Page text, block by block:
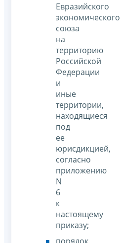
Евразийского
экономического
союза
на
территорию
Российской
Федерации
и
иные
территории,
находящиеся
под
ее
юрисдикцией,
согласно
приложению
N
6
к
настоящему
приказу;
порядок